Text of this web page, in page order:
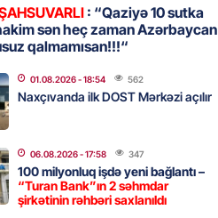
Səudiyyə Ərəbistanı və
arasında Məkkə müdafiə
bu silahı verməkdən
ABŞ-ın özünün bu raketlərə
: “Qaziyə 10 sutka
sən heç zaman Azərbaycan
qalmamısan!!!“
01.08.2026- 18:54 562
Naxçıvanda ilk DOST Mərkəzi açılır
06.08.2026- 17:58 347
100 milyonluq işdə yeni bağlantı –
“Turan Bank”ın 2 səhmdar
şirkətinin rəhbəri saxlanıldı